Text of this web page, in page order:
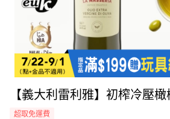
【義大利雷利雅】初榨冷壓
超取免運費